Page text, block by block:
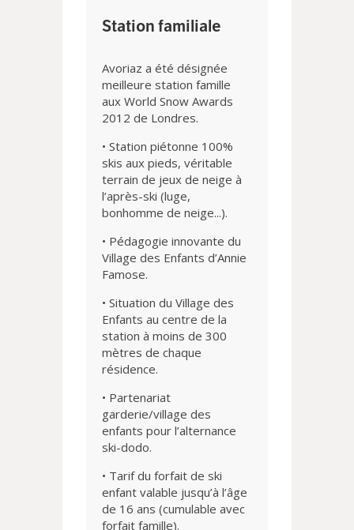
Station familiale
Avoriaz a été désignée
meilleure station famille
aux World Snow Awards
2012 de Londres.
• Station piétonne 100%
skis aux pieds, véritable
terrain de jeux de neige à
l’après-ski (luge,
bonhomme de neige...).
• Pédagogie innovante du
Village des Enfants d’Annie
Famose.
• Situation du Village des
Enfants au centre de la
station à moins de 300
mètres de chaque
résidence.
• Partenariat
garderie/village des
enfants pour l’alternance
ski-dodo.
• Tarif du forfait de ski
enfant valable jusqu’à l’âge
de 16 ans (cumulable avec
forfait famille).